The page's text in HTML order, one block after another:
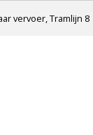
vervoer, Tramlijn 8